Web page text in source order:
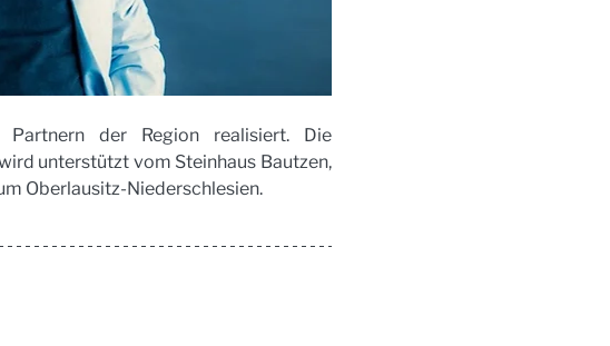
der Region realisiert. Die
unterstützt vom Steinhaus Bautzen,
Oberlausitz-Niederschlesien.